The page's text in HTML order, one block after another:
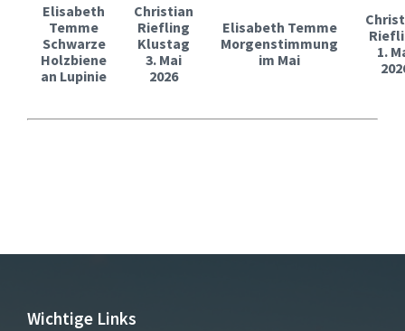
Elisabeth
Temme
Schwarze
Holzbiene
an Lupinie
Christian
Riefling
Klustag
3. Mai
2026
Elisabeth Temme
Morgenstimmung
im Mai
1.
Wichtige Links